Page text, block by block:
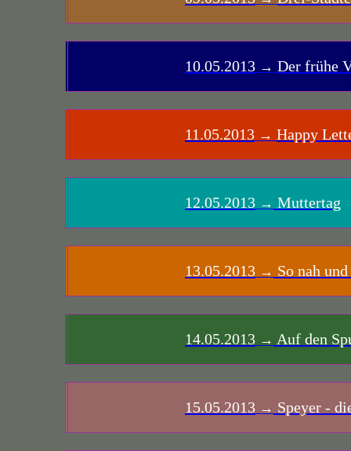
10.05.2013 → Der frühe
11.05.2013 → Happy
12.05.2013 → Muttertag
13.05.2013 → So nah
14.05.2013 → Auf den
15.05.2013 → Speyer -